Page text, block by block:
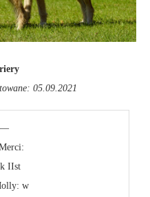
05.09.2021
—
IIst
w